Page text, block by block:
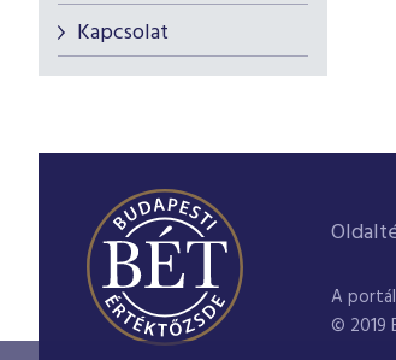
Kapcsolat
A
© 2019